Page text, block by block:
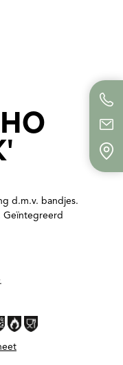
d.m.v. bandjes.
Geïntegreerd